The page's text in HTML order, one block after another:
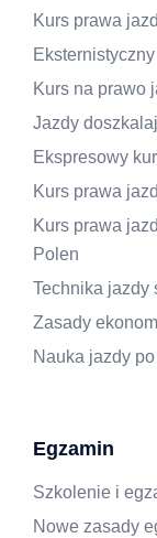
Kurs prawa
Kurs na prawo
Jazdy
Ekspresowy
Kurs prawa
Kurs prawa
Polen
Technika jazdy
Zasady
Nauka jazdy po
Egzamin
Szkolenie i
Nowe zasady